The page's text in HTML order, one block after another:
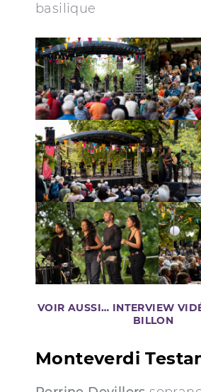
basilique
VOIR AUSSI… INTERVIEW
BILLON
Monteverdi